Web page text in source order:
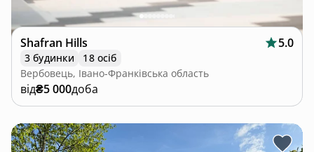
Shafran Hills 5.0
3 будинки
18 осіб
Вербовець, Івано-Франківська область
від₴5 000доба